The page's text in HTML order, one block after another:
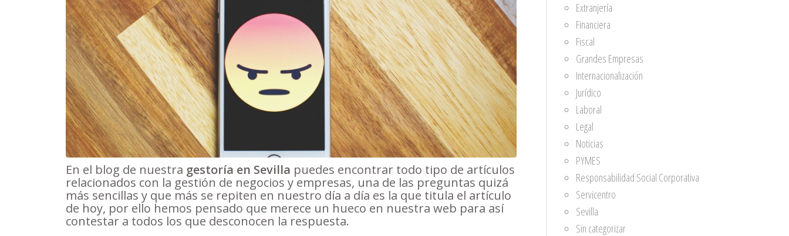
En el blog de nuestra gestoría en Sevilla puedes encontrar todo tipo de artículos
relacionados con la gestión de negocios y empresas, una de las preguntas quizá
más sencillas y que más se repiten en nuestro día a día es la que titula el artículo
de hoy, por ello hemos pensado que merece un hueco en nuestra web para así
contestar a todos los que desconocen la respuesta.
Extranjería
Financiera
Fiscal
Grandes Empresas
Internacionalización
Jurídico
Laboral
Legal
Noticias
PYMES
Responsabilidad Social Corporativa
Servicentro
Sevilla
Sin categorizar